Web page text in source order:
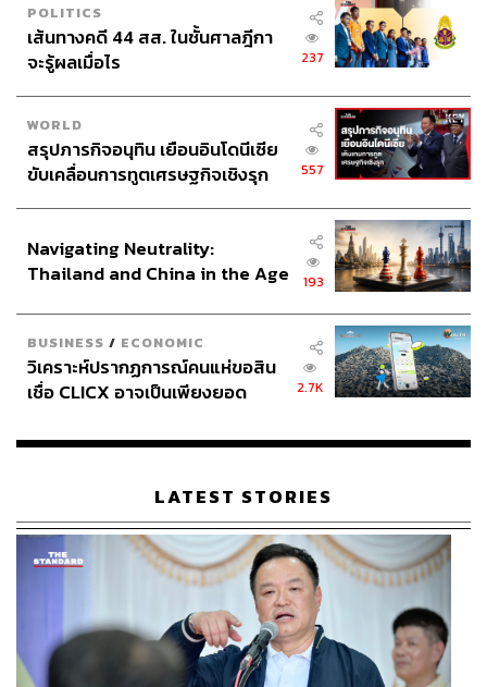
POLITICS
เส้นทางคดี 44 สส. ในชั้นศาลฎีกา
จะรู้ผลเมื่อไร
237
WORLD
สรุปภารกิจอนุทิน เยือนอินโดนีเซีย
ขับเคลื่อนการทูตเศรษฐกิจเชิงรุก
557
Navigating Neutrality:
Thailand and China in the Age
193
BUSINESS / ECONOMIC
วิเคราะห์ปรากฏการณ์คนแห่ขอสิน
เชื่อ CLICX อาจเป็นเพียงยอด
เรือนไทยที่ถูกซุกไว้
2.7K
LATEST STORIES